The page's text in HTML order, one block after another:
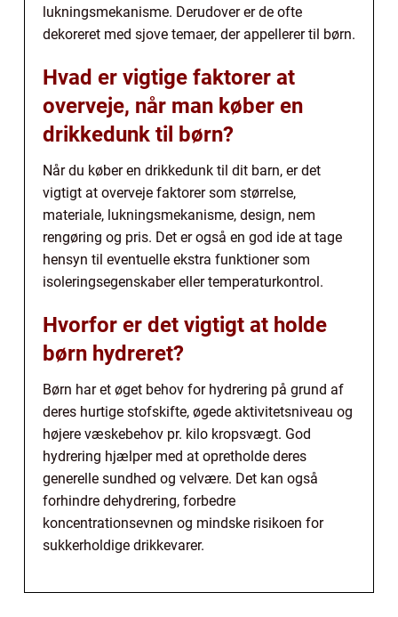
lukningsmekanisme. Derudover er de ofte
dekoreret med sjove temaer, der appellerer til børn.
Hvad er vigtige faktorer at
overveje, når man køber en
drikkedunk til børn?
Når du køber en drikkedunk til dit barn, er det
vigtigt at overveje faktorer som størrelse,
materiale, lukningsmekanisme, design, nem
rengøring og pris. Det er også en god ide at tage
hensyn til eventuelle ekstra funktioner som
isoleringsegenskaber eller temperaturkontrol.
Hvorfor er det vigtigt at holde
børn hydreret?
Børn har et øget behov for hydrering på grund af
deres hurtige stofskifte, øgede aktivitetsniveau og
højere væskebehov pr. kilo kropsvægt. God
hydrering hjælper med at opretholde deres
generelle sundhed og velvære. Det kan også
forhindre dehydrering, forbedre
koncentrationsevnen og mindske risikoen for
sukkerholdige drikkevarer.